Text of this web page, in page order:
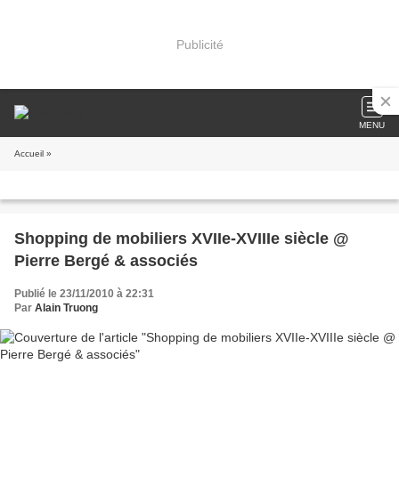
Publicité
MENU
Accueil »
Shopping de mobiliers XVIIe-XVIIIe siècle @
Pierre Bergé & associés
Publié le 23/11/2010 à 22:31
Par Alain Truong